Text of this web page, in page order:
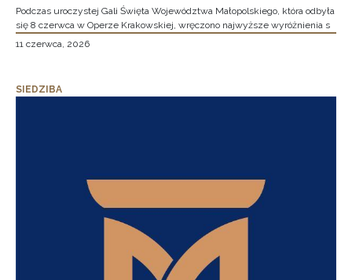
Podczas uroczystej Gali Święta Województwa Małopolskiego, która odbyła
się 8 czerwca w Operze Krakowskiej, wręczono najwyższe wyróżnienia s
11 czerwca, 2026
SIEDZIBA